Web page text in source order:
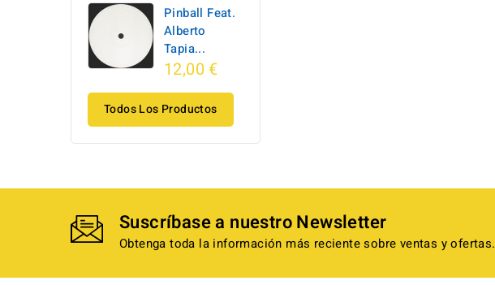
Pinball Feat.
Alberto
Tapia...
12,00 €
Todos Los Productos
Suscríbase a nuestro Newsletter
Obtenga toda la información más reciente sobre ventas y ofertas.